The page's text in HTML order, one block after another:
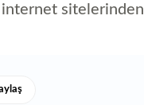
internet sitelerinden